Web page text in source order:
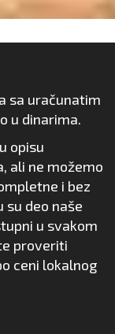
sa uračunatim
u dinarima.
opisu
ali ne možemo
i bez
su deo naše
u svakom
proveriti
ceni lokalnog